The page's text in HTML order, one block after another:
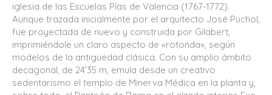
iglesia de las Escuelas Pías de Valencia (1767-1772).
Aunque trazada inicialmente por el arquitecto José Puchol,
fue proyectada de nuevo y construida por Gilabert,
imprimiéndole un claro aspecto de «rotonda», según
modelos de la antigüedad clásica. Con su amplio ámbito
decagonal, de 24’35 m, emula desde un creativo
sedentarismo el templo de Minerva Médica en la planta y,